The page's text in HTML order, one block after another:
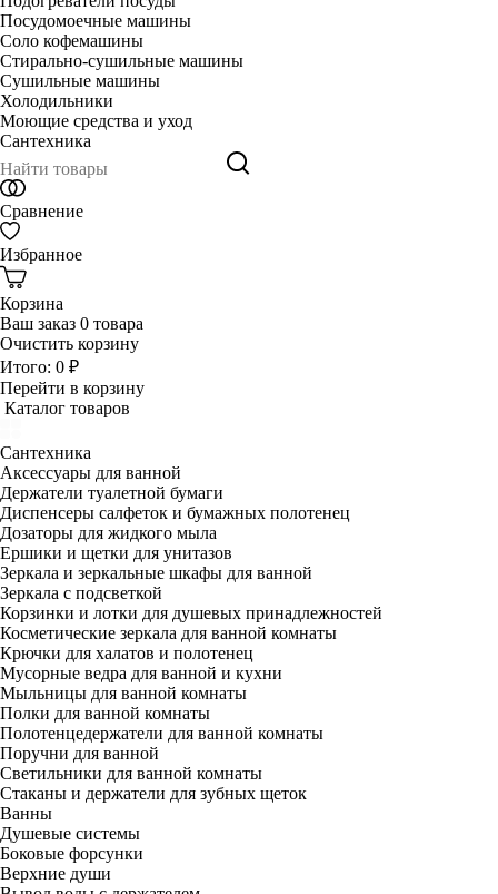
Посудомоечные машины
Соло кофемашины
Стирально-сушильные машины
Сушильные машины
Холодильники
Моющие средства и уход
Сантехника
Сравнение
Избранное
Корзина
Ваш заказ 0 товара
Очистить корзину
Итого: 0 ₽
Перейти в корзину
Каталог товаров
Сантехника
Аксессуары для ванной
Держатели туалетной бумаги
Диспенсеры салфеток и бумажных полотенец
Дозаторы для жидкого мыла
Ершики и щетки для унитазов
Зеркала и зеркальные шкафы для ванной
Зеркала с подсветкой
Корзинки и лотки для душевых принадлежностей
Косметические зеркала для ванной комнаты
Крючки для халатов и полотенец
Мусорные ведра для ванной и кухни
Мыльницы для ванной комнаты
Полки для ванной комнаты
Полотенцедержатели для ванной комнаты
Поручни для ванной
Светильники для ванной комнаты
Стаканы и держатели для зубных щеток
Ванны
Душевые системы
Боковые форсунки
Верхние души